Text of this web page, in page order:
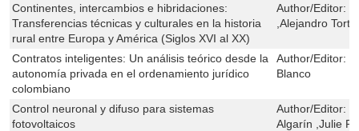
Continentes, intercambios e hibridaciones:
Transferencias técnicas y culturales en la historia
rural entre Europa y América (Siglos XVI al XX)
Author/Editor:
,Alejandro
Contratos inteligentes: Un análisis teórico desde la
autonomía privada en el ordenamiento jurídico
colombiano
Author/Editor:
Blanco
Control neuronal y difuso para sistemas
fotovoltaicos
Author/Editor:
Algarín ,Julie